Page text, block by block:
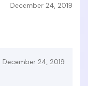
December 24, 2019
December 24, 2019